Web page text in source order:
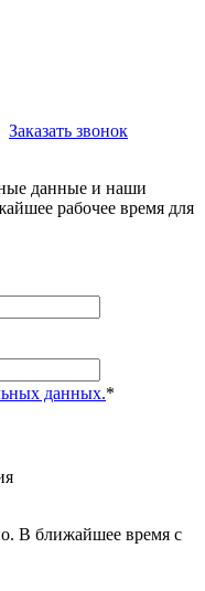
Заказать звонок
данные и наши
рабочее время для
данных.*
В ближайшее время с